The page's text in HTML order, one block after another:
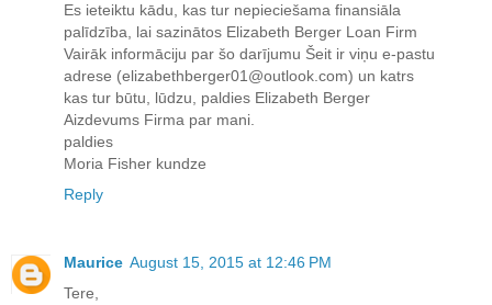
Es ieteiktu kādu, kas tur nepieciešama finansiāla
palīdzība, lai sazinātos Elizabeth Berger Loan Firm
Vairāk informāciju par šo darījumu Šeit ir viņu e-pastu
adrese (elizabethberger01@outlook.com) un katrs
kas tur būtu, lūdzu, paldies Elizabeth Berger
Aizdevums Firma par mani.
paldies
Moria Fisher kundze
Reply
Maurice August 15, 2015 at 12:46 PM
Tere,